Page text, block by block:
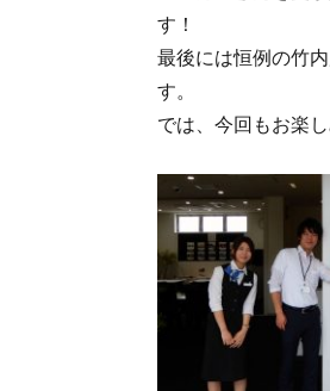
す！
最後には恒例の竹
す。
では、今回もお楽